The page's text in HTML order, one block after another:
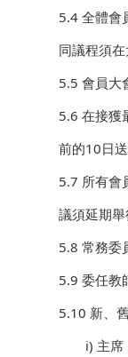
5.4 全體會
同議程須在
5.5 會員大
5.6 在接獲
前的10日送
5.7 所有會
議須延期舉
5.8 常務委
5.9 委任教
5.10 新、
i) 主席